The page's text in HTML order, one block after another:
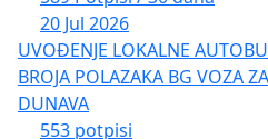
20 Jul 2026
UVOĐENJE LOKALNE
BROJA POLAZAKA BG VOZA
DUNAVA
553 potpisi